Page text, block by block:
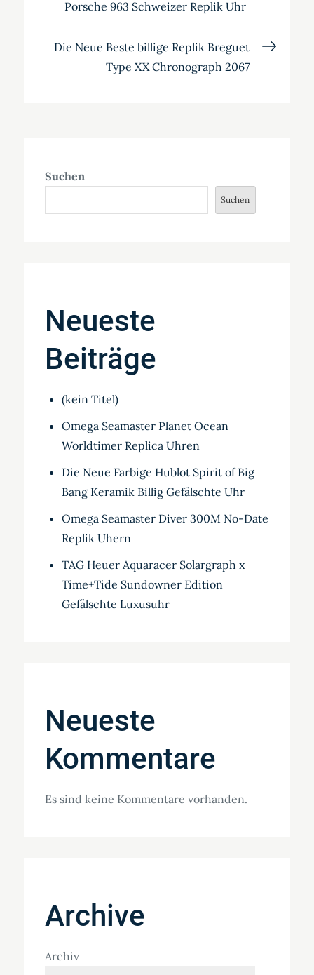
Porsche 963 Schweizer Replik Uhr
Die Neue Beste billige Replik Breguet
Type XX Chronograph 2067
Suchen
Suchen
Neueste
Beiträge
(kein Titel)
Omega Seamaster Planet Ocean
Worldtimer Replica Uhren
Die Neue Farbige Hublot Spirit of Big
Bang Keramik Billig Gefälschte Uhr
Omega Seamaster Diver 300M No-Date
Replik Uhern
TAG Heuer Aquaracer Solargraph x
Time+Tide Sundowner Edition
Gefälschte Luxusuhr
Neueste
Kommentare
Es sind keine Kommentare vorhanden.
Archive
Archiv